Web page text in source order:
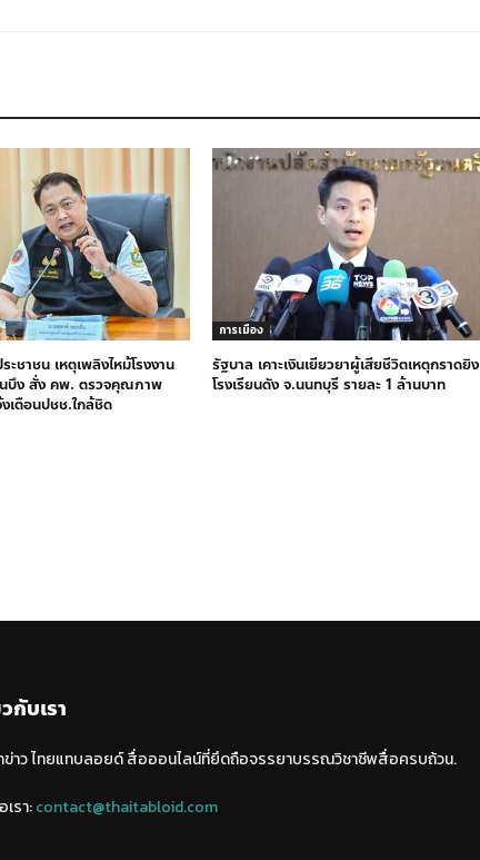
ะชาชน เหตุเพลิงไหม้โรงงาน
นบึง สั่ง คพ. ตรวจคุณภาพ
เตือนปชช.ใกล้ชิด
การเมือง
รัฐบาล เคาะเงินเยียวยาผู้เสียชีวิตเหตุกราดยิง
โรงเรียนดัง จ.นนทบุรี รายละ 1 ล้านบาท
กับเรา
ข่าว ไทยแทบลอยด์ สื่อออนไลน์ที่ยึดถือจรรยาบรรณวิชาชีพสื่อครบถ้วน.
รา:contact@thaitabloid.com